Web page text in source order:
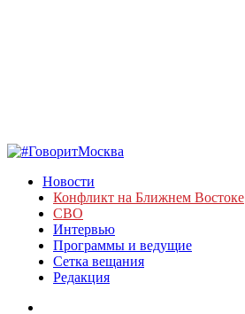
Новости
Конфликт на Ближнем Востоке
СВО
Интервью
Программы и ведущие
Сетка вещания
Редакция